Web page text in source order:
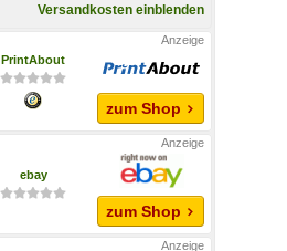
Versandkosten einblenden
PrintAbout
zum Shop
ebay
zum Shop